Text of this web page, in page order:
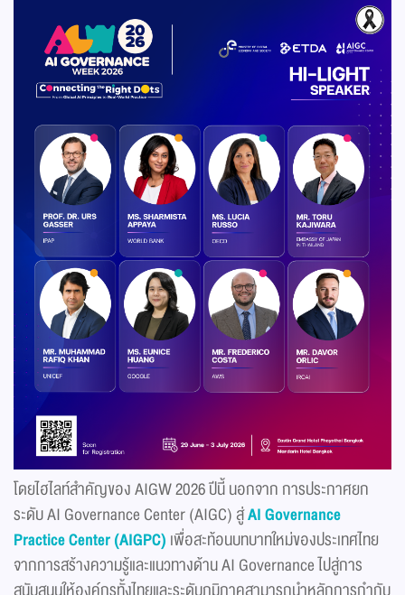
โดยไฮไลท์สำคัญของ AIGW 2026 ปีนี้ นอกจาก การประกาศยก
ระดับ AI Governance Center (AIGC) สู่AI Governance
Practice Center (AIGPC) เพื่อสะท้อนบทบาทใหม่ของประเทศไทย
จากการสร้างความรู้และแนวทางด้าน AI Governance ไปสู่การ